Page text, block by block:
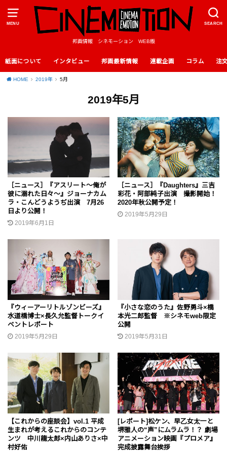
MENU SEARCH
邦画情報 シネモーション WEB版
紙面について インタビュー 邦画最新情報 連載企画 コラム 注
HOME 2019年 5月
2019年5月
［ニュース］『アスリート～俺が
彼に溺れた日々～』ジョーナカム
ラ・こんどうようぢ出演 7月26
日より公開！
2019年6月1日
［ニュース］『Daughters』三吉
彩花・阿部純⼦出演 撮影開始！
2020年秋公開予定！
2019年5月29日
『ウィーアーリトルゾンビーズ』
水道橋博士×長久允監督トークイ
ベントレポート
2019年5月29日
『小さな恋のうた』佐野勇斗×橋
本光二郎監督 ※シネモweb限定
公開
2019年5月31日
【これからの座談会】vol.1 平成
生まれが考えるこれからのコンテ
ンツ 中川龍太郎×内山ありさ×中
村好佑
[レポート]松ケン、早乙女太一と
堺雅人の“声”にムラムラ！？ 劇場
アニメーション映画『プロメア』
完成披露舞台挨拶